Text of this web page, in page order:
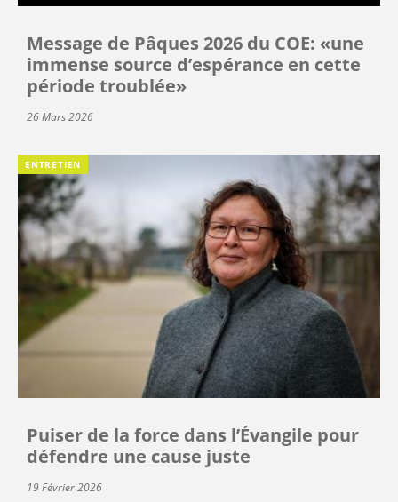
Message de Pâques 2026 du COE: «une
immense source d’espérance en cette
période troublée»
26 Mars 2026
ENTRETIEN
Puiser de la force dans l’Évangile pour
défendre une cause juste
19 Février 2026